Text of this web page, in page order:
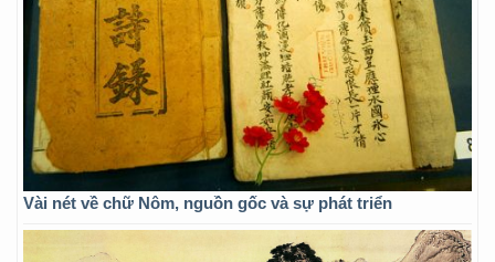
Vài nét về chữ Nôm, nguồn gốc và sự phát triển